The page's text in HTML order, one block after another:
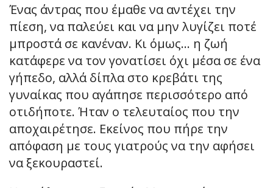
Ένας άντρας που έμαθε να αντέχει την
πίεση, να παλεύει και να μην λυγίζει ποτέ
μπροστά σε κανέναν. Κι όμως… η ζωή
κατάφερε να τον γονατίσει όχι μέσα σε ένα
γήπεδο, αλλά δίπλα στο κρεβάτι της
γυναίκας που αγάπησε περισσότερο από
οτιδήποτε. Ήταν ο τελευταίος που την
αποχαιρέτησε. Εκείνος που πήρε την
απόφαση με τους γιατρούς να την αφήσει
να ξεκουραστεί.